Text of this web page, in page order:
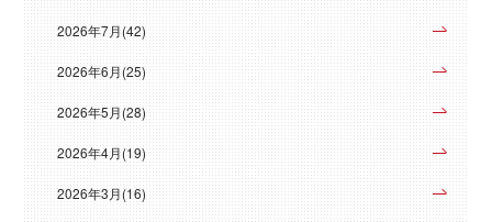
2026年7月(42)
2026年6月(25)
2026年5月(28)
2026年4月(19)
2026年3月(16)